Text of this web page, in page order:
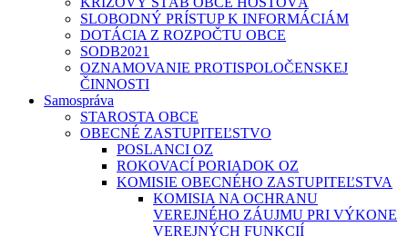
SLOBODNÝ PRÍSTUP K INFORMÁCIÁM
DOTÁCIA Z ROZPOČTU OBCE
SODB2021
OZNAMOVANIE PROTISPOLOČENSKEJ
ČINNOSTI
Samospráva
STAROSTA OBCE
OBECNÉ ZASTUPITEĽSTVO
POSLANCI OZ
ROKOVACÍ PORIADOK OZ
KOMISIE OBECNÉHO ZASTUPITEĽSTVA
KOMISIA NA OCHRANU
VEREJNÉHO ZÁUJMU PRI VÝKONE
VEREJNÝCH FUNKCIÍ